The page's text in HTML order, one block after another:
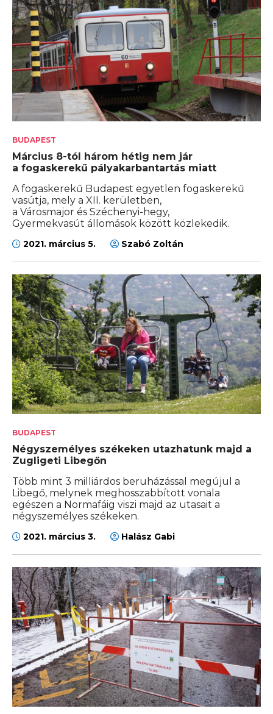
BUDAPEST
Március 8-tól három hétig nem jár
a fogaskerekű pályakarbantartás miatt
A fogaskerekű Budapest egyetlen fogaskerekű
vasútja, mely a XII. kerületben,
a Városmajor és Széchenyi-hegy,
Gyermekvasút állomások között közlekedik.
2021. március 5. Szabó Zoltán
BUDAPEST
Négyszemélyes székeken utazhatunk majd a
Zugligeti Libegőn
Több mint 3 milliárdos beruházással megújul a
Libegő, melynek meghosszabbított vonala
egészen a Normafáig viszi majd az utasait a
négyszemélyes székeken.
2021. március 3. Halász Gabi